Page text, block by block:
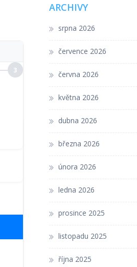
3
ARCHIVY
srpna 2026
července 2026
června 2026
května 2026
dubna 2026
března 2026
února 2026
ledna 2026
prosince 2025
listopadu 2025
října 2025